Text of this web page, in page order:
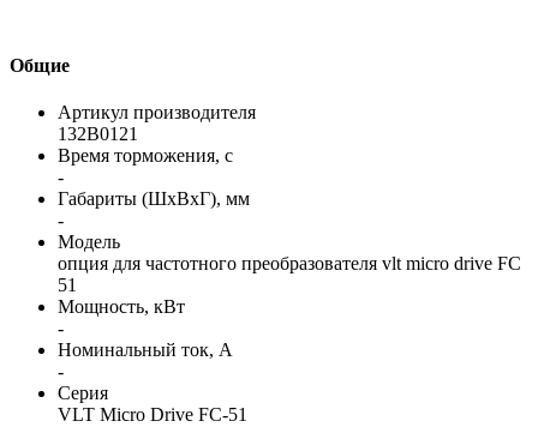
Общие
Артикул производителя
132B0121
Время торможения, с
-
Габариты (ШхВхГ), мм
-
Модель
опция для частотного преобразователя vlt micro drive FC
51
Мощность, кВт
-
Номинальный ток, А
-
Серия
VLT Micro Drive FC-51